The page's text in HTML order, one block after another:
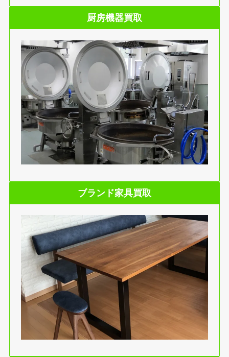
厨房機器買取
ブランド家具買取